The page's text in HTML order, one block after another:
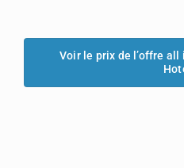
Voir le prix de l’offre all